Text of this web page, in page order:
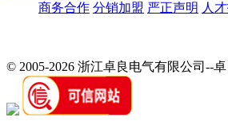
商务合作 分销加盟 严正声明 人
© 2005-2026 浙江卓良电气有限公司--